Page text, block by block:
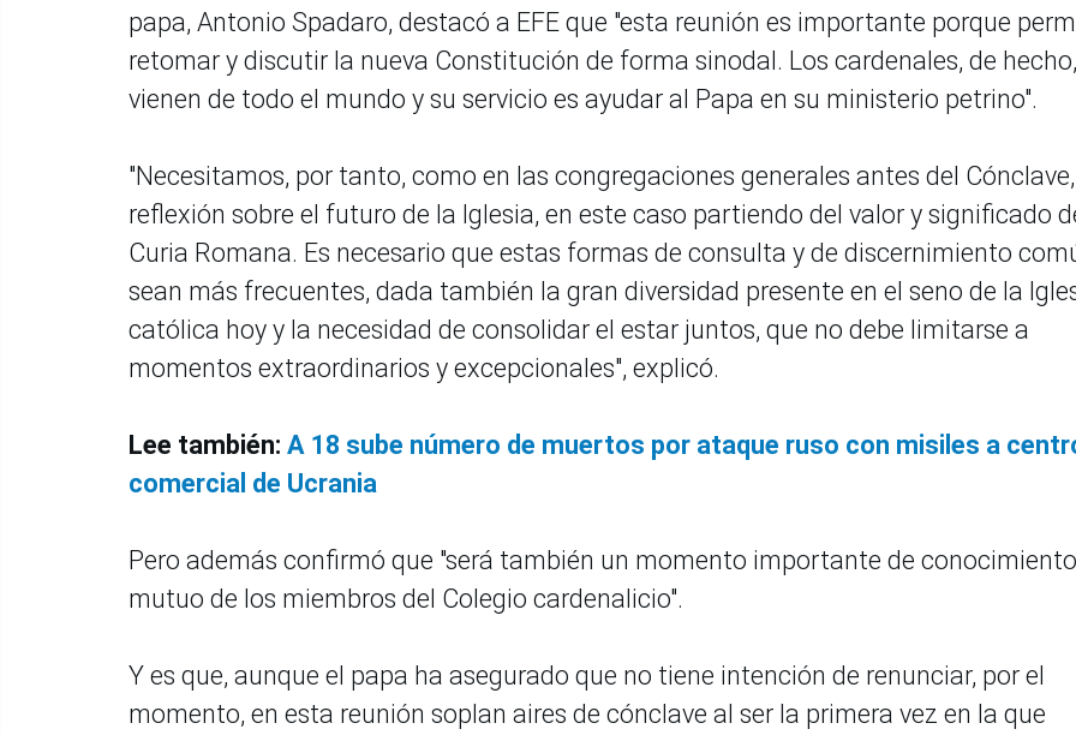
papa, Antonio Spadaro, destacó a EFE que "esta reunión es importante porque
retomar y discutir la nueva Constitución de forma sinodal. Los cardenales, de hecho,
vienen de todo el mundo y su servicio es ayudar al Papa en su ministerio petrino".
"Necesitamos, por tanto, como en las congregaciones generales antes del
reflexión sobre el futuro de la Iglesia, en este caso partiendo del valor y significado
Curia Romana. Es necesario que estas formas de consulta y de discernimiento
sean más frecuentes, dada también la gran diversidad presente en el seno de la
católica hoy y la necesidad de consolidar el estar juntos, que no debe limitarse a
momentos extraordinarios y excepcionales", explicó.
Lee también: A 18 sube número de muertos por ataque ruso con misiles a
comercial de Ucrania
Pero además confirmó que "será también un momento importante de conocimiento
mutuo de los miembros del Colegio cardenalicio".
Y es que, aunque el papa ha asegurado que no tiene intención de renunciar, por el
momento, en esta reunión soplan aires de cónclave al ser la primera vez en la que